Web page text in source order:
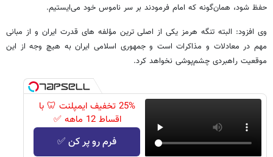
حفظ شود، همان‌گونه که امام فرمودند بر سر ناموس خود می‌ایستیم.
وی افزود: البته تنگه هرمز یکی از اصلی ترین مؤلفه های قدرت ایران و از مبانی
مهم در معادلات و مذاکرات است و جمهوری اسلامی ایران به هیچ وجه از این
موقعیت راهبردی چشم‌پوشی نخواهد کرد.
25% تخفیف ایمپلنت 🦷 با
اقساط 12 ماهه ✅
فرم رو پر کن ✅